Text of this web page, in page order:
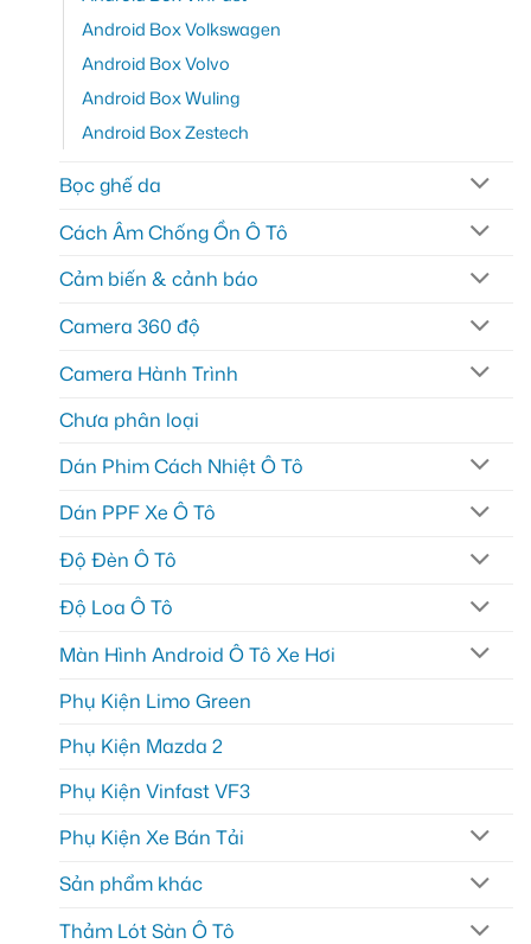
Android Box Volkswagen
Android Box Volvo
Android Box Wuling
Android Box Zestech
Bọc ghế da
Cách Âm Chống Ồn Ô Tô
Cảm biến & cảnh báo
Camera 360 độ
Camera Hành Trình
Chưa phân loại
Dán Phim Cách Nhiệt Ô Tô
Dán PPF Xe Ô Tô
Độ Đèn Ô Tô
Độ Loa Ô Tô
Màn Hình Android Ô Tô Xe Hơi
Phụ Kiện Limo Green
Phụ Kiện Mazda 2
Phụ Kiện Vinfast VF3
Phụ Kiện Xe Bán Tải
Sản phẩm khác
Thảm Lót Sàn Ô Tô